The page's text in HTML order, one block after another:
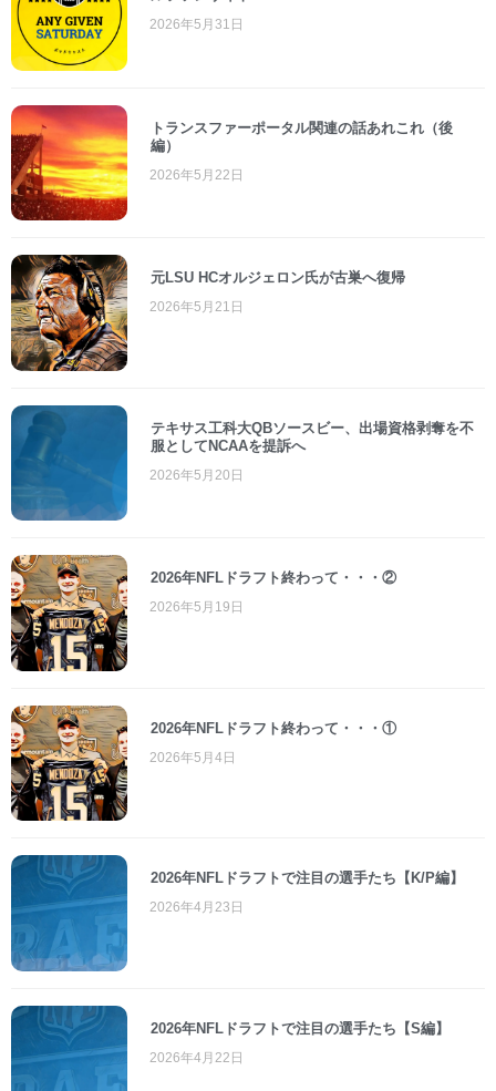
2026年5月31日
トランスファーポータル関連の話あれこれ（後
編）
2026年5月22日
元LSU HCオルジェロン氏が古巣へ復帰
2026年5月21日
テキサス工科大QBソースビー、出場資格剥奪を不
服としてNCAAを提訴へ
2026年5月20日
2026年NFLドラフト終わって・・・②
2026年5月19日
2026年NFLドラフト終わって・・・①
2026年5月4日
2026年NFLドラフトで注目の選手たち【K/P編】
2026年4月23日
2026年NFLドラフトで注目の選手たち【S編】
2026年4月22日